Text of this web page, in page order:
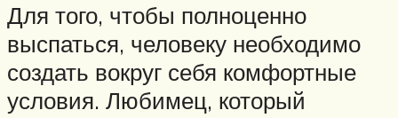
Для того, чтобы полноценно
выспаться, человеку необходимо
создать вокруг себя комфортные
условия. Любимец, который